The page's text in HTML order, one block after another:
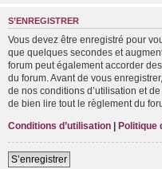
S’ENREGISTRER
Vous devez être enregistré pour
que quelques secondes et
forum peut également accorder
du forum. Avant de vous
de nos conditions d’utilisation et
de bien lire tout le règlement du
Conditions d’utilisation | Politique
S’enregistrer